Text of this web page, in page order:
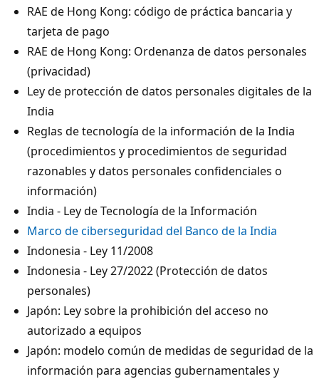
RAE de Hong Kong: código de práctica bancaria y
tarjeta de pago
RAE de Hong Kong: Ordenanza de datos personales
(privacidad)
Ley de protección de datos personales digitales de la
India
Reglas de tecnología de la información de la India
(procedimientos y procedimientos de seguridad
razonables y datos personales confidenciales o
información)
India - Ley de Tecnología de la Información
Marco de ciberseguridad del Banco de la India
Indonesia - Ley 11/2008
Indonesia - Ley 27/2022 (Protección de datos
personales)
Japón: Ley sobre la prohibición del acceso no
autorizado a equipos
Japón: modelo común de medidas de seguridad de la
información para agencias gubernamentales y